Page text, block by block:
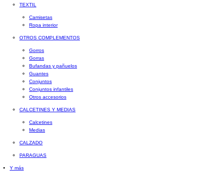
TEXTIL
Camisetas
Ropa interior
OTROS COMPLEMENTOS
Gorros
Gorras
Bufandas y pañuelos
Guantes
Conjuntos
Conjuntos infantiles
Otros accesorios
CALCETINES Y MEDIAS
Calcetines
Medias
CALZADO
PARAGUAS
Y más